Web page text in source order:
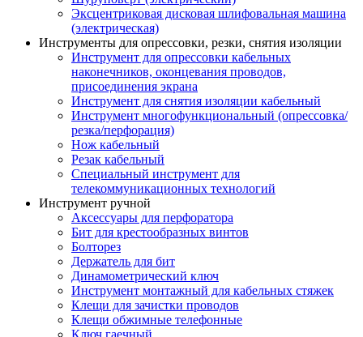
Эксцентриковая дисковая шлифовальная машина
(электрическая)
Инструменты для опрессовки, резки, снятия изоляции
Инструмент для опрессовки кабельных
наконечников, оконцевания проводов,
присоединения экрана
Инструмент для снятия изоляции кабельный
Инструмент многофункциональный (опрессовка/
резка/перфорация)
Нож кабельный
Резак кабельный
Специальный инструмент для
телекоммуникационных технологий
Инструмент ручной
Аксессуары для перфоратора
Бит для крестообразных винтов
Болторез
Держатель для бит
Динамометрический ключ
Инструмент монтажный для кабельных стяжек
Клещи для зачистки проводов
Клещи обжимные телефонные
Ключ гаечный